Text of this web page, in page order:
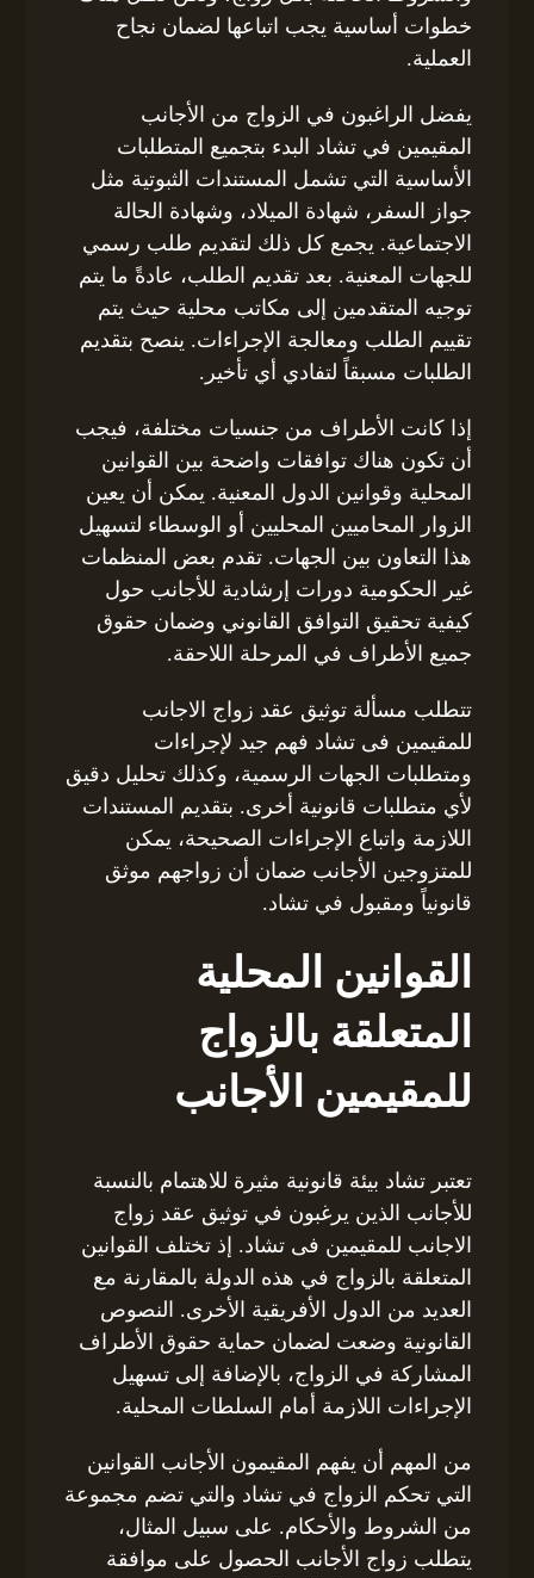
خطوات أساسية يجب اتباعها لضمان نجاح
العملية.
يفضل الراغبون في الزواج من الأجانب
المقيمين في تشاد البدء بتجميع المتطلبات
الأساسية التي تشمل المستندات الثبوتية مثل
جواز السفر، شهادة الميلاد، وشهادة الحالة
الاجتماعية. يجمع كل ذلك لتقديم طلب رسمي
للجهات المعنية. بعد تقديم الطلب، عادةً ما يتم
توجيه المتقدمين إلى مكاتب محلية حيث يتم
تقييم الطلب ومعالجة الإجراءات. ينصح بتقديم
الطلبات مسبقاً لتفادي أي تأخير.
إذا كانت الأطراف من جنسيات مختلفة، فيجب
أن تكون هناك توافقات واضحة بين القوانين
المحلية وقوانين الدول المعنية. يمكن أن يعين
الزوار المحاميين المحليين أو الوسطاء لتسهيل
هذا التعاون بين الجهات. تقدم بعض المنظمات
غير الحكومية دورات إرشادية للأجانب حول
كيفية تحقيق التوافق القانوني وضمان حقوق
جميع الأطراف في المرحلة اللاحقة.
تتطلب مسألة توثيق عقد زواج الاجانب
للمقيمين فى تشاد فهم جيد لإجراءات
ومتطلبات الجهات الرسمية، وكذلك تحليل دقيق
لأي متطلبات قانونية أخرى. بتقديم المستندات
اللازمة واتباع الإجراءات الصحيحة، يمكن
للمتزوجين الأجانب ضمان أن زواجهم موثق
قانونياً ومقبول في تشاد.
القوانين المحلية
المتعلقة بالزواج
للمقيمين الأجانب
تعتبر تشاد بيئة قانونية مثيرة للاهتمام بالنسبة
للأجانب الذين يرغبون في توثيق عقد زواج
الاجانب للمقيمين فى تشاد. إذ تختلف القوانين
المتعلقة بالزواج في هذه الدولة بالمقارنة مع
العديد من الدول الأفريقية الأخرى. النصوص
القانونية وضعت لضمان حماية حقوق الأطراف
المشاركة في الزواج، بالإضافة إلى تسهيل
الإجراءات اللازمة أمام السلطات المحلية.
من المهم أن يفهم المقيمون الأجانب القوانين
التي تحكم الزواج في تشاد والتي تضم مجموعة
من الشروط والأحكام. على سبيل المثال،
يتطلب زواج الأجانب الحصول على موافقة